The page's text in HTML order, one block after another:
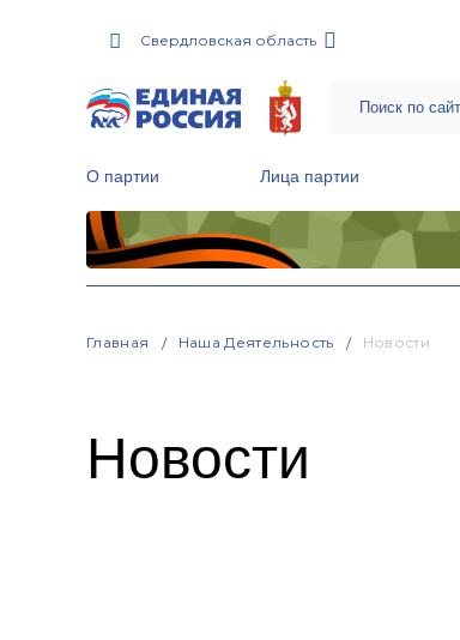
Свердловская область
О партии Лица партии
Главная Наша Деятельность Новости
Новости